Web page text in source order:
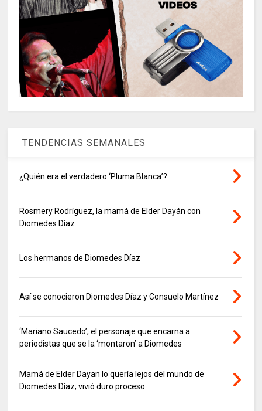
TENDENCIAS SEMANALES
¿Quién era el verdadero ‘Pluma Blanca’?
Rosmery Rodríguez, la mamá de Elder Dayán con
Diomedes Díaz
Los hermanos de Diomedes Díaz
Así se conocieron Diomedes Díaz y Consuelo Martínez
‘Mariano Saucedo’, el personaje que encarna a
periodistas que se la ‘montaron’ a Diomedes
Mamá de Elder Dayan lo quería lejos del mundo de
Diomedes Díaz; vivió duro proceso